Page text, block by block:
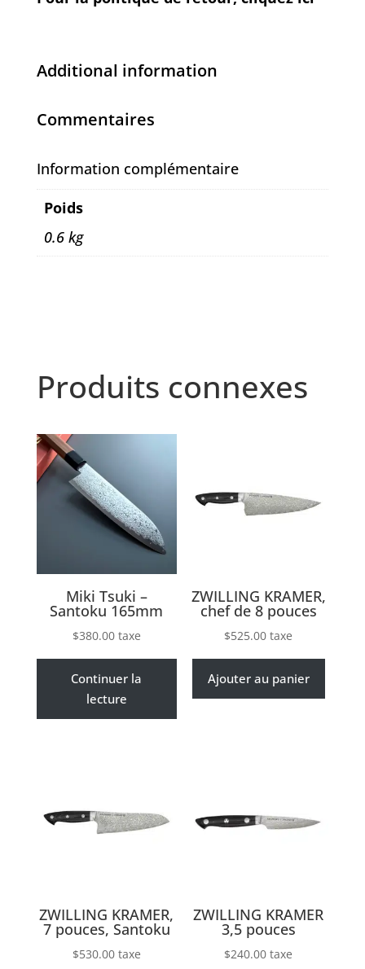
Additional information
Commentaires
Information complémentaire
Poids
0.6 kg
Produits connexes
Miki Tsuki –
Santoku 165mm
$380.00 taxe
Continuer la
lecture
ZWILLING KRAMER,
chef de 8 pouces
$525.00 taxe
Ajouter au panier
ZWILLING KRAMER,
7 pouces, Santoku
$530.00 taxe
ZWILLING KRAMER
3,5 pouces
$240.00 taxe